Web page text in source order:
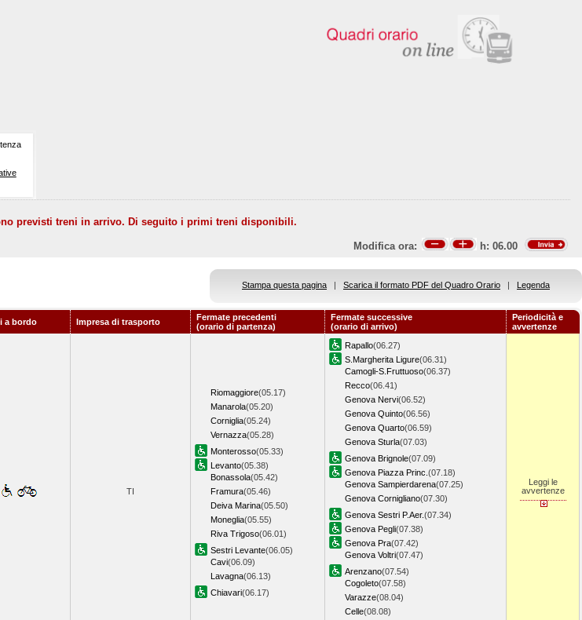
previsti treni in arrivo. Di seguito i primi treni disponibili.
Modifica ora: h: 06.00
Stampa questa pagina | Scarica il formato PDF del Quadro Orario | Legenda
a bordo Impresa di trasporto
Fermate precedenti
(orario di partenza)
Fermate successive
(orario di arrivo)
Periodicità e
avvertenze
TI
Riomaggiore(05.17)
Manarola(05.20)
Corniglia(05.24)
Vernazza(05.28)
Monterosso(05.33)
Levanto(05.38)
Bonassola(05.42)
Framura(05.46)
Deiva Marina(05.50)
Moneglia(05.55)
Riva Trigoso(06.01)
Sestri Levante(06.05)
Cavi(06.09)
Lavagna(06.13)
Chiavari(06.17)
Rapallo(06.27)
S.Margherita Ligure(06.31)
Camogli-S.Fruttuoso(06.37)
Recco(06.41)
Genova Nervi(06.52)
Genova Quinto(06.56)
Genova Quarto(06.59)
Genova Sturla(07.03)
Genova Brignole(07.09)
Genova Piazza Princ. (07.18)
Genova Sampierdarena(07.25)
Genova Cornigliano(07.30)
Genova Sestri P.Aer.(07.34)
Genova Pegli(07.38)
Genova Pra(07.42)
Genova Voltri(07.47)
Arenzano(07.54)
Cogoleto(07.58)
Varazze(08.04)
Celle(08.08)
Leggi le
avvertenze